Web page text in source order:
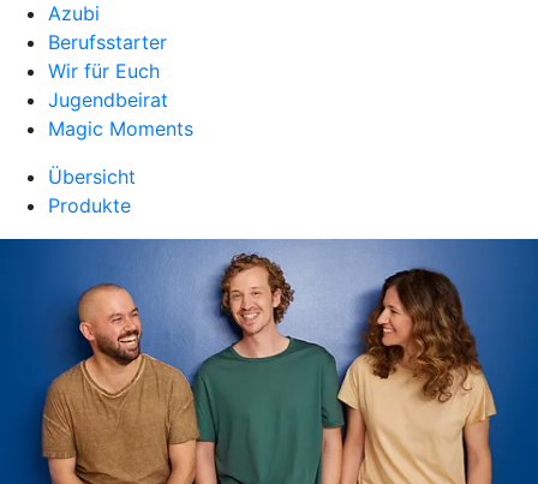
Azubi
Berufsstarter
Wir für Euch
Jugendbeirat
Magic Moments
Übersicht
Produkte